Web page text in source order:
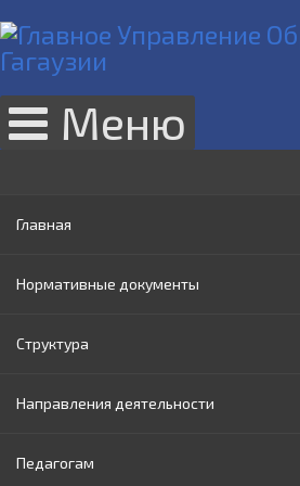
Меню
Главная
Нормативные документы
Законы РМ
Нормативные акты Правительства РМ
Нормативные документы МОИ
Структура
Руководство
Административный совет
Направления деятельности
Раннее образование
Педагогам